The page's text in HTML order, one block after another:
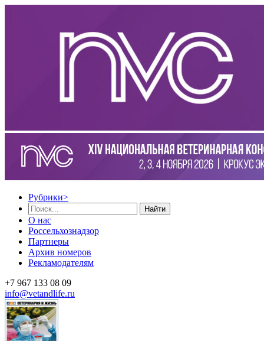
Рубрики>
Найти
О нас
Россельхознадзор
Партнеры
Архив номеров
Рекламодателям
+7 967 133 08 09
info@vetandlife.ru